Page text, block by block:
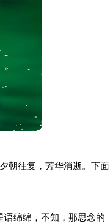
朝往复，芳华消逝。下面
语绵绵，不知，那思念的